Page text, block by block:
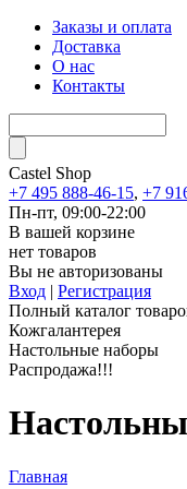
Заказы и оплата
Доставка
О нас
Контакты
Castel Shop
+7 495 888-46-15, +7
Пн-пт, 09:00-22:00
В вашей корзине
нет товаров
Вы не авторизованы
Вход | Регистрация
Полный каталог
Кожгалантерея
Настольные наборы
Распродажа!!!
Главная